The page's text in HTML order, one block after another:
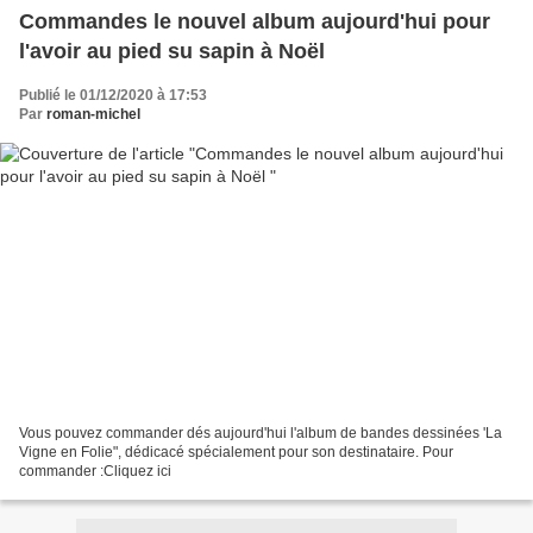
Commandes le nouvel album aujourd'hui pour
l'avoir au pied su sapin à Noël
Publié le 01/12/2020 à 17:53
Par roman-michel
Vous pouvez commander dés aujourd'hui l'album de bandes dessinées 'La
Vigne en Folie", dédicacé spécialement pour son destinataire. Pour
commander :Cliquez ici